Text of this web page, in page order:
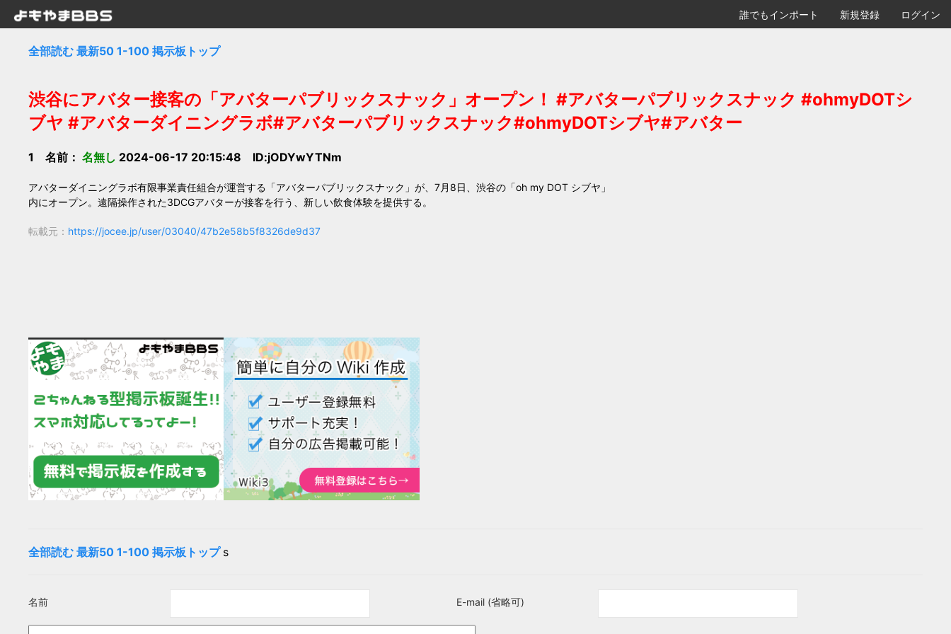
誰でもインポート 新規登録 ログイン
全部読む 最新50 1-100 掲示板トップ
渋谷にアバター接客の「アバターパブリックスナック」オープン！ #アバターパブリックスナック #ohmyDOTシ
ブヤ #アバターダイニングラボ#アバターパブリックスナック#ohmyDOTシブヤ#アバター
1 名前： 名無し 2024-06-17 20:15:48 ID:jODYwYTNm
アバターダイニングラボ有限事業責任組合が運営する「アバターパブリックスナック」が、7月8日、渋谷の「oh my DOT シブヤ」
内にオープン。遠隔操作された3DCGアバターが接客を行う、新しい飲食体験を提供する。
転載元： https://jocee.jp/user/03040/47b2e58b5f8326de9d37
全部読む 最新50 1-100 掲示板トップ s
名前 E-mail (省略可)